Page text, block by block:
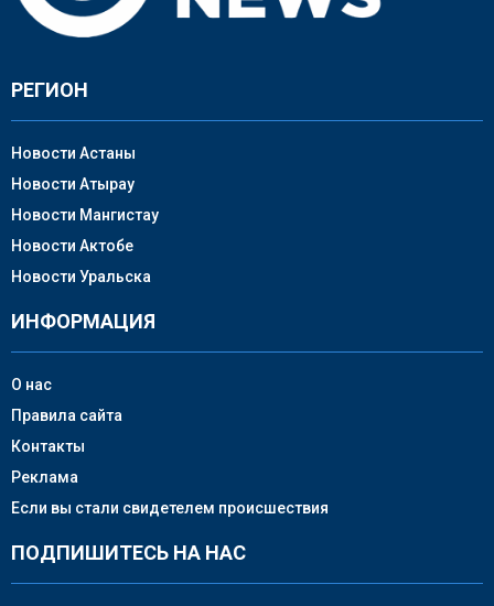
РЕГИОН
Новости Астаны
Новости Атырау
Новости Мангистау
Новости Актобе
Новости Уральска
ИНФОРМАЦИЯ
О нас
Правила сайта
Контакты
Реклама
Если вы стали свидетелем происшествия
ПОДПИШИТЕСЬ НА НАС